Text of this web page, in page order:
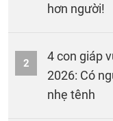
hơn người!
2
4 con giáp
2026: Có
nhẹ tênh